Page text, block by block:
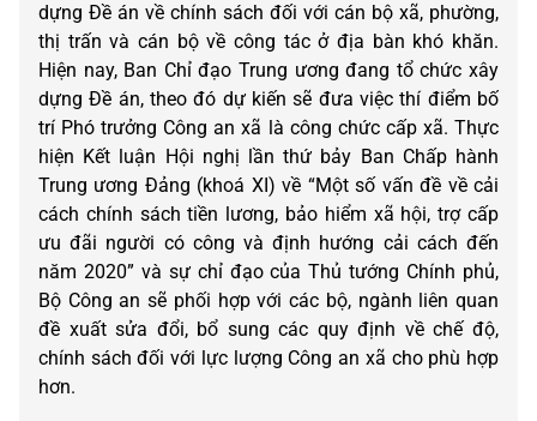
dựng Đề án về chính sách đối với cán bộ xã, phường,
thị trấn và cán bộ về công tác ở địa bàn khó khăn.
Hiện nay, Ban Chỉ đạo Trung ương đang tổ chức xây
dựng Đề án, theo đó dự kiến sẽ đưa việc thí điểm bố
trí Phó trưởng Công an xã là công chức cấp xã. Thực
hiện Kết luận Hội nghị lần thứ bảy Ban Chấp hành
Trung ương Đảng (khoá XI) về “Một số vấn đề về cải
cách chính sách tiền lương, bảo hiểm xã hội, trợ cấp
ưu đãi người có công và định hướng cải cách đến
năm 2020” và sự chỉ đạo của Thủ tướng Chính phủ,
Bộ Công an sẽ phối hợp với các bộ, ngành liên quan
đề xuất sửa đổi, bổ sung các quy định về chế độ,
chính sách đối với lực lượng Công an xã cho phù hợp
hơn.